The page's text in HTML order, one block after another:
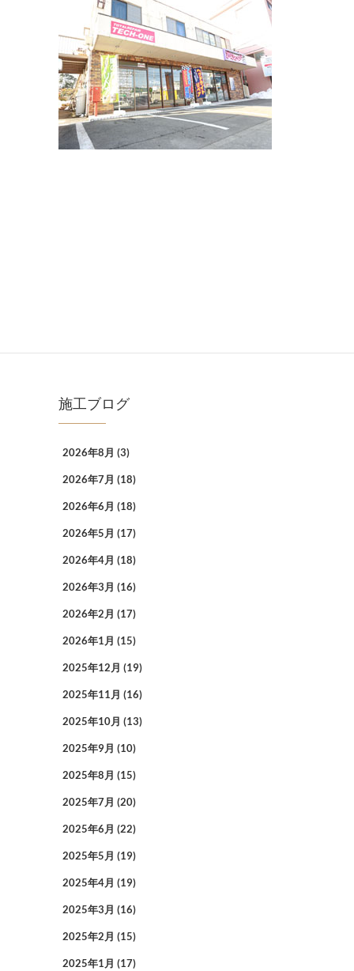
施工ブログ
2026年8月 (3)
2026年7月 (18)
2026年6月 (18)
2026年5月 (17)
2026年4月 (18)
2026年3月 (16)
2026年2月 (17)
2026年1月 (15)
2025年12月 (19)
2025年11月 (16)
2025年10月 (13)
2025年9月 (10)
2025年8月 (15)
2025年7月 (20)
2025年6月 (22)
2025年5月 (19)
2025年4月 (19)
2025年3月 (16)
2025年2月 (15)
2025年1月 (17)